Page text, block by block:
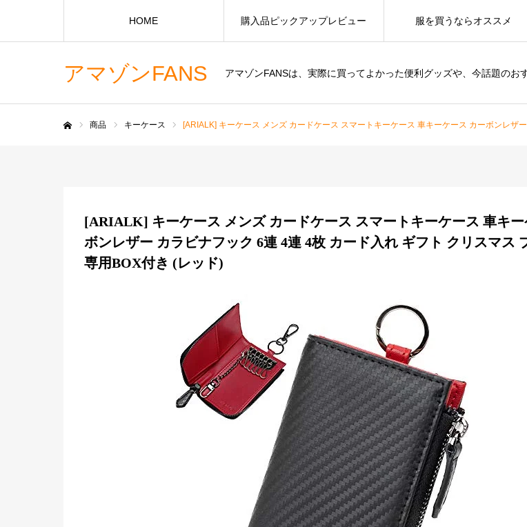
アマゾンFANS アマゾンFANSは、実際に買ってよかった便利グッズや、今話題のお
HOME 購入品ピックアップレビュー 服を買うならオススメ
商品 キーケース [ARIALK] キーケース メンズ カードケース スマートキーケース 車キーケース カーボンレザー
[ARIALK] キーケース メンズ カードケース スマートキーケース 車キー
ボンレザー カラビナフック 6連 4連 4枚 カード入れ ギフト クリスマス
専用BOX付き (レッド)